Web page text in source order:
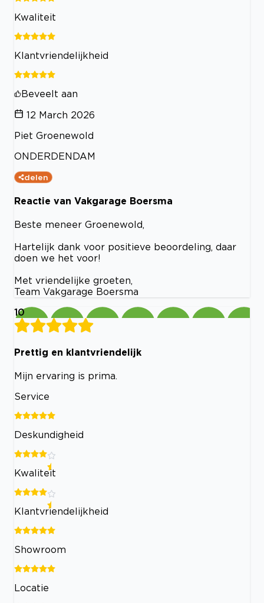
Kwaliteit
Klantvriendelijkheid
Beveelt aan
12 March 2026
Piet Groenewold
ONDERDENDAM
delen
Reactie van Vakgarage Boersma
Beste meneer Groenewold,
Hartelijk dank voor positieve beoordeling, daar
doen we het voor!
Met vriendelijke groeten,
Team Vakgarage Boersma
10
Prettig en klantvriendelijk
Mijn ervaring is prima.
Service
Deskundigheid
Kwaliteit
Klantvriendelijkheid
Showroom
Locatie